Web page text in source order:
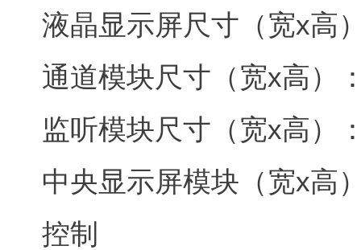
液晶显示屏尺寸（宽x高
通道模块尺寸（宽x高）
监听模块尺寸（宽x高）
中央显示屏模块（宽x高
控制